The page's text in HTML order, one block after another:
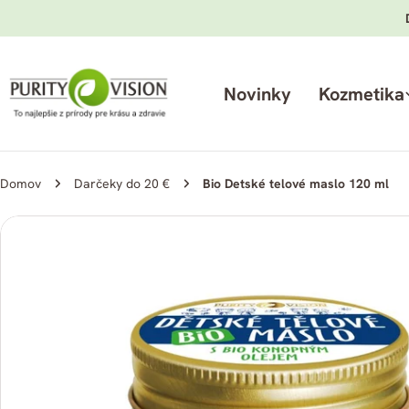
na
Novinky Kozmetika
Domov Darčeky do 20 € Bio Detské telové maslo 120 ml
Preskočiť